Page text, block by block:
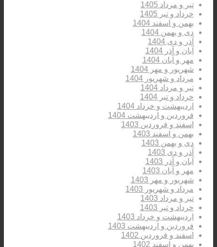
تیر و مرداد 1405
خرداد و تیر 1405
بهمن و اسفند 1404
دی و بهمن 1404
آذر و دی 1404
آبان و آذر 1404
مهر و آبان 1404
شهریور و مهر 1404
مرداد و شهریور 1404
تیر و مرداد 1404
خرداد و تیر 1404
اردیبهشت و خرداد 1404
فروردین و اردیبهشت 1404
اسفند و فروردین 1403
بهمن و اسفند 1403
دی و بهمن 1403
آذر و دی 1403
آبان و آذر 1403
مهر و آبان 1403
شهریور و مهر 1403
مرداد و شهریور 1403
تیر و مرداد 1403
خرداد و تیر 1403
اردیبهشت و خرداد 1403
فروردین و اردیبهشت 1403
اسفند و فروردین 1402
بهمن و اسفند 1402